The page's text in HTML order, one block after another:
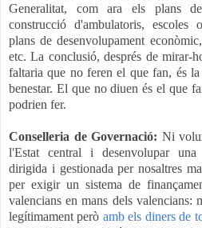
Generalitat, com ara els plans
construcció d'ambulatoris, escoles
plans de desenvolupament
etc. La conclusió, després de mirar-
faltaria que no feren el que fan, és
benestar. El que no diuen és el que
podrien fer.
Conselleria de Governació: Ni
l'Estat central i desenvolupar
dirigida i gestionada per nosaltres
per exigir un sistema de
valencians en mans dels valencians:
legítimament però amb els diners de